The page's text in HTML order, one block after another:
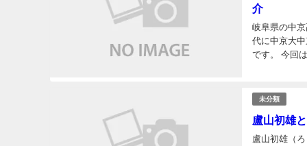
介
岐阜県の中
代に中京大
です。 今回
未分類
盧山初雄
盧山初雄（